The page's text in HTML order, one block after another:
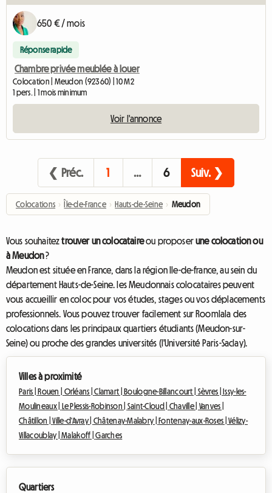
650 € / mois
Réponse rapide
Chambre privée meublée à louer
Colocation | Meudon (92360) | 10 M2
1 pers. | 1 mois minimum
Voir l'annonce
❮ Préc. 1 … 6 Suiv. ❯
Colocations › Île-de-France › Hauts-de-Seine › Meudon
Vous souhaiteztrouver un colocataireou proposerune colocation ou
à Meudon?
Meudon est située en France, dans la région Ile-de-france, au sein du
département Hauts-de-Seine. les Meudonnais colocataires peuvent
vous accueillir en coloc pour vos études, stages ou vos déplacements
professionnels. Vous pouvez trouver facilement sur Roomlala des
colocations dans les principaux quartiers étudiants (Meudon-sur-
Seine) ou proche des grandes universités (l'Université Paris-Saclay).
Villes à proximité
Paris | Rouen | Orléans |Clamart | Boulogne-Billancourt | Sèvres |
Issy-les-
Moulineaux |
Le Plessis-Robinson | Saint-Cloud | Chaville | Vanves |
Châtillon |Ville-d'Avray | Châtenay-Malabry | Fontenay-aux-Roses |Vélizy-
Villacoublay |Malakoff |Garches
Quartiers